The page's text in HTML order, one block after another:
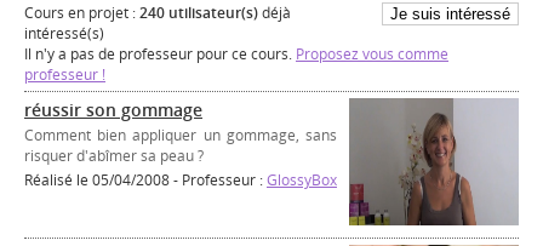
Cours en projet :240 utilisateur(s)déjà
intéressé(s)
Il n'y a pas de professeur pour ce cours. Proposez vous comme
professeur !
réussir son gommage
Comment bien appliquer un gommage, sans
risquer d'abîmer sa peau ?
Réalisé le 05/04/2008 - Professeur :GlossyBox